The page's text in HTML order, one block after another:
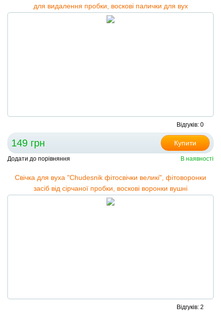
для видалення пробки, воскові палички для вух
Відгуків: 0
149 грн Купити
Додати до порівняння В наявності
Свічка для вуха "Сhudesnik фітосвічки великі", фітоворонки
засіб від сірчаної пробки, воскові воронки вушні
Відгуків: 2